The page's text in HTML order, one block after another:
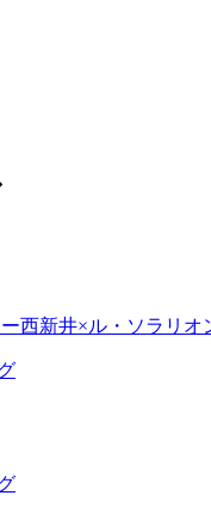
西新井×ル・ソラリ